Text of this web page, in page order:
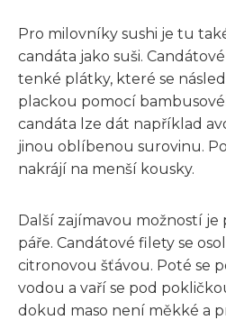
Pro milovníky sushi je tu
candáta jako suši.
tenké plátky, které se
plackou pomocí
candáta lze dát například
jinou oblíbenou surovinu.
nakrájí na menší kousky.
Další zajímavou možností je
páře. Candátové filety se
citronovou šťávou. Poté se
vodou a vaří se pod
dokud maso není měkké a